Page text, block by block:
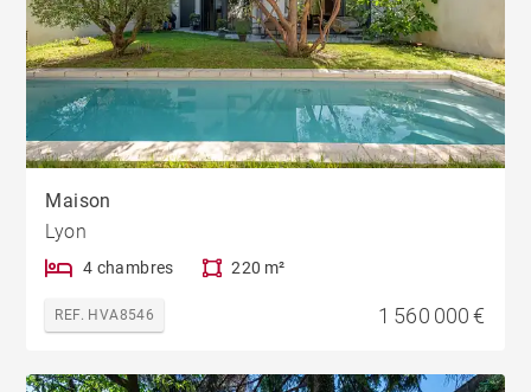
Maison
Lyon
4 chambres 220 m²
REF. HVA8546 1 560 000 €